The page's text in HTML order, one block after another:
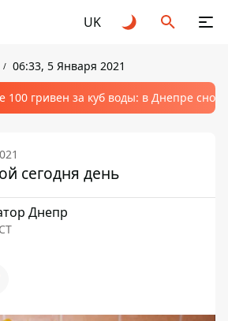
UK
06:33, 5 Января 2021
100 гривен за куб воды: в Днепре
сегодня день
Днепр